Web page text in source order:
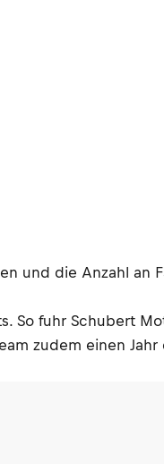
und die Anzahl an
So fuhr Schubert
zudem einen Jahr